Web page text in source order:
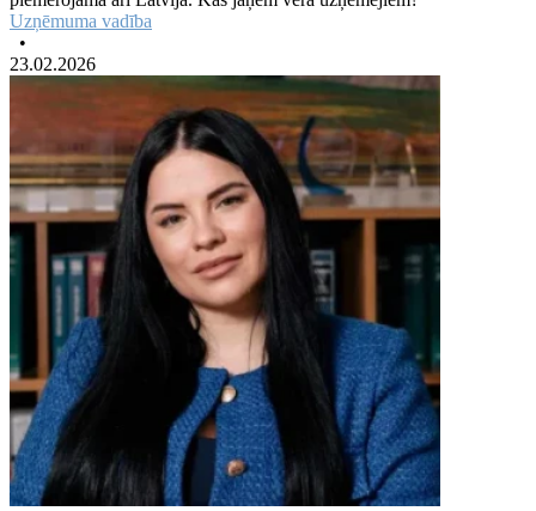
Uzņēmuma vadība
•
23.02.2026